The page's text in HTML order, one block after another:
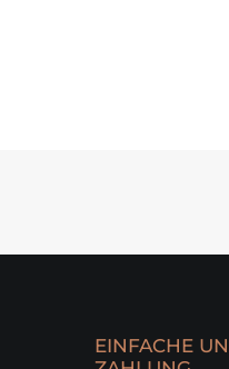
EINFACHE